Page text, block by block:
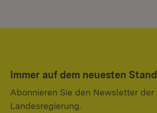
Immer auf dem neuesten Stand
Abonnieren Sie den Newsletter der
Landesregierung.